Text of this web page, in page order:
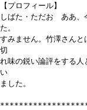
【プロフィール】
しばた・ただお ああ、
た。
すみません。竹澤さんと
切
れ味の鋭い論評をする
い
ました。